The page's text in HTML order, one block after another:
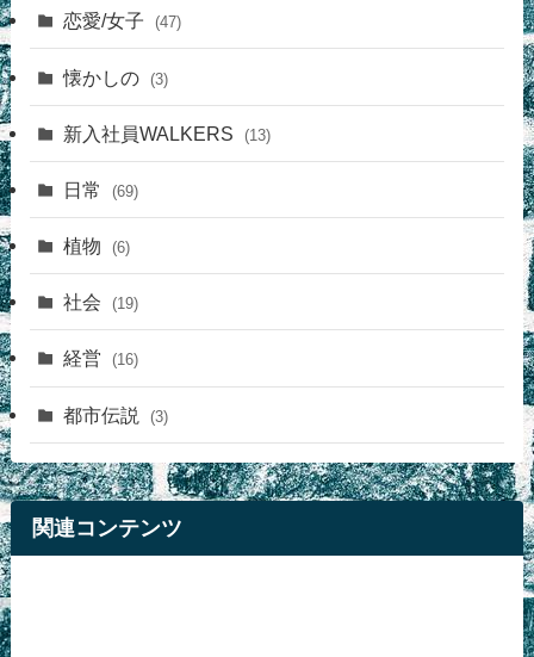
恋愛/女子 (47)
懐かしの (3)
新入社員WALKERS (13)
日常 (69)
植物 (6)
社会 (19)
経営 (16)
都市伝説 (3)
関連コンテンツ